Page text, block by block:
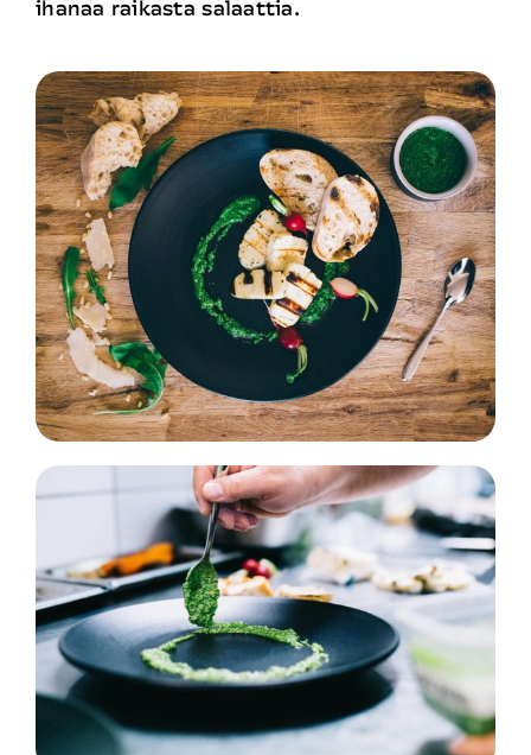
ihanaa raikasta salaattia.